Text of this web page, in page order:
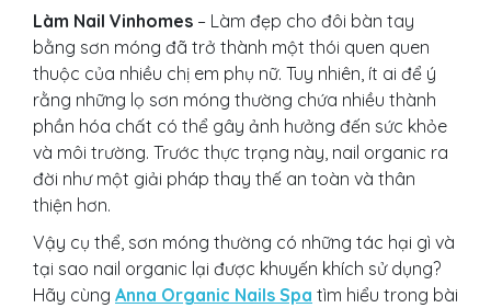
Làm Nail Vinhomes – Làm đẹp cho đôi bàn tay
bằng sơn móng đã trở thành một thói quen quen
thuộc của nhiều chị em phụ nữ. Tuy nhiên, ít ai để ý
rằng những lọ sơn móng thường chứa nhiều thành
phần hóa chất có thể gây ảnh hưởng đến sức khỏe
và môi trường. Trước thực trạng này, nail organic ra
đời như một giải pháp thay thế an toàn và thân
thiện hơn.
Vậy cụ thể, sơn móng thường có những tác hại gì và
tại sao nail organic lại được khuyến khích sử dụng?
Hãy cùng Anna Organic Nails Spa tìm hiểu trong bài